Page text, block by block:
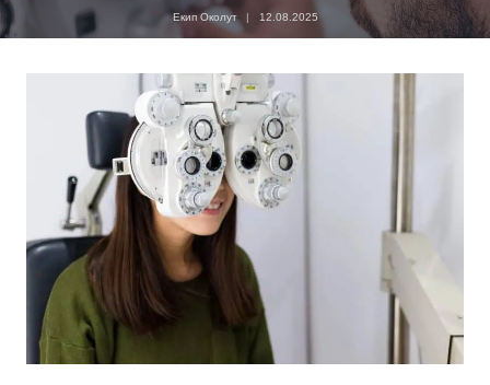
Екип Околут 12.08.2025